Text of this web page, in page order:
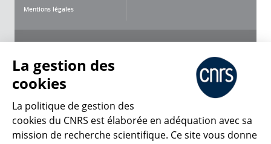
Mentions légales
CNRS Le Mag
La gestion des
cookies
La politique de gestion des
cookies du CNRS est élaborée en adéquation avec sa
mission de recherche scientifique. Ce site vous donne